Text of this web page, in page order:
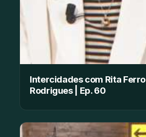
Intercidades com Rita Ferro
Rodrigues | Ep. 60